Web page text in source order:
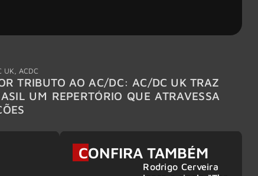
UK,ACDC
TRIBUTO AO AC/DC: AC/DC UK TRAZ
UM REPERTÓRIO QUE ATRAVESSA
CONFIRA TAMBÉM
Rodrigo Cerveira